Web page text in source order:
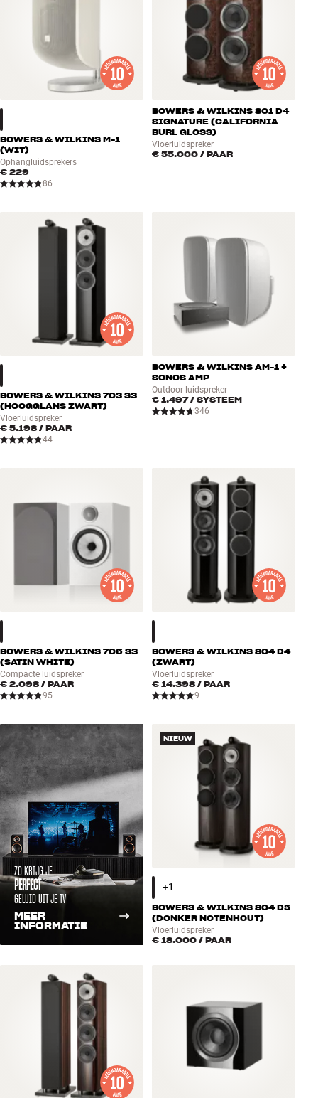
BOWERS & WILKINS M-1
(WIT)
Ophangluidsprekers
€ 229
86
BOWERS & WILKINS 801 D4
SIGNATURE (CALIFORNIA
BURL GLOSS)
Vloerluidspreker
€ 55.000 / PAAR
BOWERS & WILKINS 703 S3
(HOOGGLANS ZWART)
Vloerluidspreker
€ 5.198 / PAAR
44
BOWERS & WILKINS AM-1 +
SONOS AMP
Outdoor-luidspreker
€ 1.497/ SYSTEEM
346
BOWERS & WILKINS 706 S3
(SATIN WHITE)
Compacte luidspreker
€ 2.098 / PAAR
95
BOWERS & WILKINS 804 D4
(ZWART)
Vloerluidspreker
€ 14.398 / PAAR
9
ZO KRIJG JE
PERFECT
GELUID UIT JE TV
MEER
INFORMATIE
NIEUW
BOWERS & WILKINS 804 D5
(DONKER NOTENHOUT)
Vloerluidspreker
€ 18.000 / PAAR